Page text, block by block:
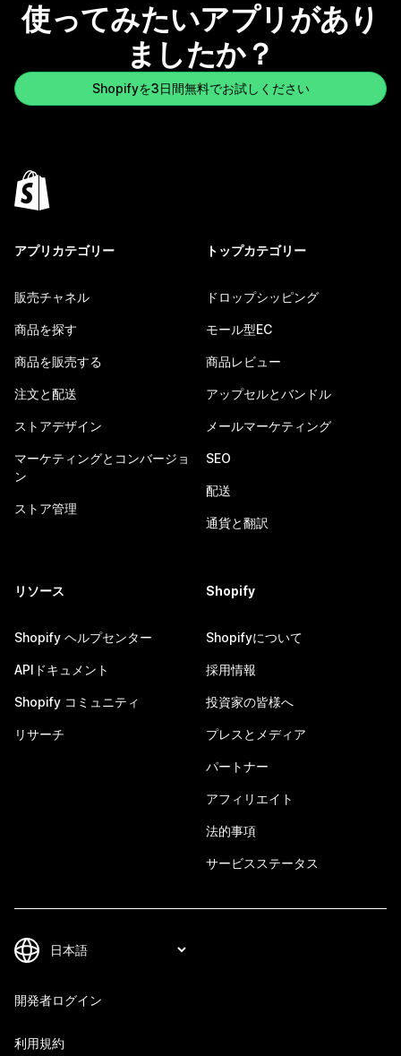
使ってみたいアプリがあり
ましたか？
Shopifyを3日間無料でお試しください
アプリカテゴリー
販売チャネル
商品を探す
商品を販売する
注文と配送
ストアデザイン
マーケティングとコンバージョ
ン
ストア管理
トップカテゴリー
ドロップシッピング
モール型EC
商品レビュー
アップセルとバンドル
メールマーケティング
SEO
配送
通貨と翻訳
リソース
Shopify ヘルプセンター
APIドキュメント
Shopify コミュニティ
リサーチ
Shopify
Shopifyについて
採用情報
投資家の皆様へ
プレスとメディア
パートナー
アフィリエイト
法的事項
サービスステータス
開発者ログイン
利用規約